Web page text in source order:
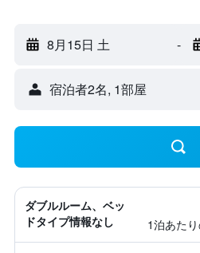
8月15日 土 -
宿泊者2名, 1​部屋
ダブルルーム、ベッ
ドタイプ情報なし
1泊あた